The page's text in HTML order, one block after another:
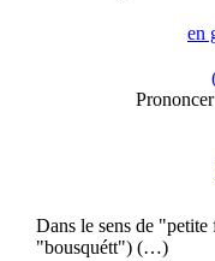
en
Dans le sens de
"bousquétt") (…)